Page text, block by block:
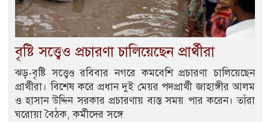
বৃষ্টি সত্ত্বেও প্রচারণা চালিয়েছেন প্রার্থীরা
ঝড়-বৃষ্টি সত্ত্বেও রবিবার নগরে কমবেশি প্রচারণা চালিয়েছেন
প্রার্থীরা। বিশেষ করে প্রধান দুই মেয়র পদপ্রার্থী জাহাঙ্গীর আলম
ও হাসান উদ্দিন সরকার প্রচারণায় ব্যস্ত সময় পার করেন। তাঁরা
ঘরোয়া বৈঠক, কর্মীদের সঙ্গে